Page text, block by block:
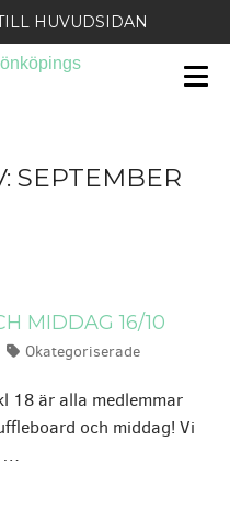
HUVUDSIDAN
SEPTEMBER
MIDDAG 16/10
Kategorier:
Okategoriserade
18 är alla medlemmar
och middag! Vi
…